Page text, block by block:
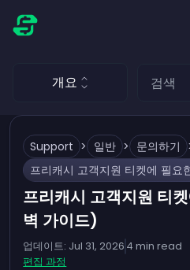
개요
Support > 일반 > 문의하기
프리캐시 고객지원 티
벽 가이드)
업데이트: Jul 31, 2026 4 min read
편집 과정